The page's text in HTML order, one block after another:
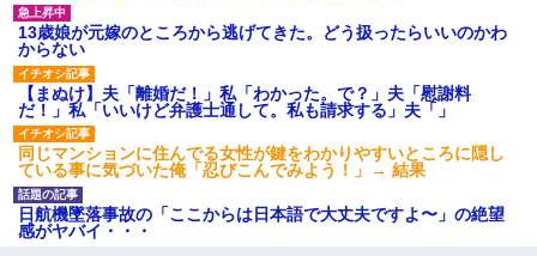
医者「糖尿病で余命1年です」 ワイ「知らんわｗどうせ死ぬなら
食べる量増やすわｗ」→結果ｗｗｗｗｗ
生保レディと行為する為に駆け引きしてみた結果ｗｗｗｗｗｗｗ
ｗｗｗｗｗ
【まぬけ】夫「離婚だ！」私「わかった。で？」夫「慰謝料
だ！」私「いいけど弁護士通して。私も請求する」夫「」
13歳娘が元嫁のところから逃げてきた。どう扱ったらいいのかわ
からない
【まぬけ】夫「離婚だ！」私「わかった。で？」夫「慰謝料
だ！」私「いいけど弁護士通して。私も請求する」夫「」
同じマンションに住んでる女性が鍵をわかりやすいところに隠し
ている事に気づいた俺「忍びこんでみよう！」→ 結果
日航機墜落事故の「ここからは日本語で大丈夫ですよ〜」の絶望
感がヤバイ・・・